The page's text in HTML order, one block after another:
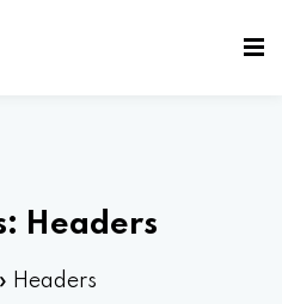
Headers
» Headers